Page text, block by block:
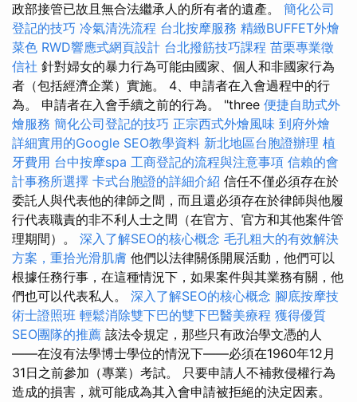
政部接管已故且無合法繼承人的所有者的遺產。 簡化公司
登記的技巧 冷氣清洗流程 台北按摩服務 精緻BUFFET外燴
菜色 RWD響應式網頁設計 台北撥筋技巧課程 苗栗專業徵
信社 針對婦女的暴力行為可能由國家、個人和非國家行為
者（包括經濟企業）實施。 4、申請者在入會過程中的行
為。 申請者在入會手續之前的行為。 "three 便捷自助式外
燴服務 簡化公司登記的技巧 正宗西式外燴風味 到府外燴
詳細實用的Google SEO教學資料 新北地區台胞證辦理 植
牙費用 台中按摩spa 工商登記的流程與注意事項 信賴的會
計事務所選擇 卡式台胞證的詳細介紹 信任不僅必須存在於
委託人與代表他的律師之間，而且還必須存在於律師與他履
行代表職責的非不利人士之間（在官方、官方和其他案件管
理期間）。 深入了解SEO的核心概念 毛孔粗大的有效解決
方案，重拾光滑肌膚 他們以法律關係開展活動，他們可以
根據任務行事，在這種情況下，如果案件與其業務有關，他
們也可以代表私人。 深入了解SEO的核心概念 腳底按摩技
術士證照班 輕鬆消除雙下巴的雙下巴醫美療程 獲得優質
SEO團隊的推薦 該法令規定，那些只有政治學文憑的人
——在沒有法學博士學位的情況下——必須在1960年12月
31日之前參加（專業）考試。 只要申請人不補救侵權行為
造成的損害，就可能成為其入會申請被拒絕的決定因素。